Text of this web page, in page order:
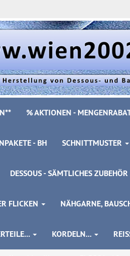
% AKTIONEN -
- BH SCHNITTMUSTER
DESSOUS - SÄMTLICHES ZUBEHÖR
FLICKEN NÄHGARNE,
KORDELN...